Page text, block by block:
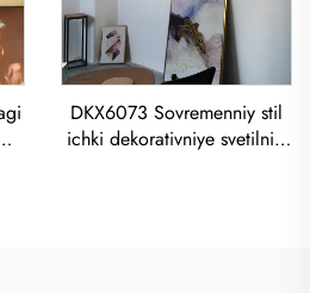
DKX6073 Sovremenniy stil
ichki dekorativniye svetilniki